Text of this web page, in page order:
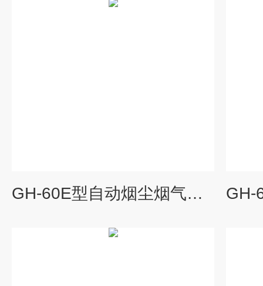
GH-60E型自动烟尘烟气测试仪